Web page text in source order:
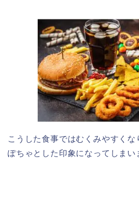
こうした食事ではむくみやすくな
ぽちゃとした印象になってしまい